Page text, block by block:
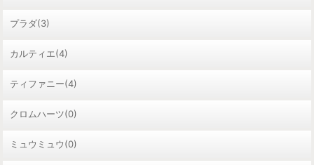
プラダ(3)
カルティエ(4)
ティファニー(4)
クロムハーツ(0)
ミュウミュウ(0)